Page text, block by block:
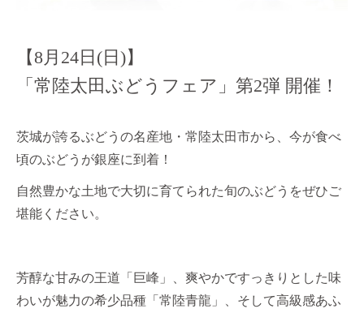
【8月24日(日)】
「常陸太田ぶどうフェア」第2弾 開催！
茨城が誇るぶどうの名産地・常陸太田市から、今が食べ
頃のぶどうが銀座に到着！
自然豊かな土地で大切に育てられた旬のぶどうをぜひご
堪能ください。
芳醇な甘みの王道「巨峰」、爽やかですっきりとした味
わいが魅力の希少品種「常陸青龍」、そして高級感あふ